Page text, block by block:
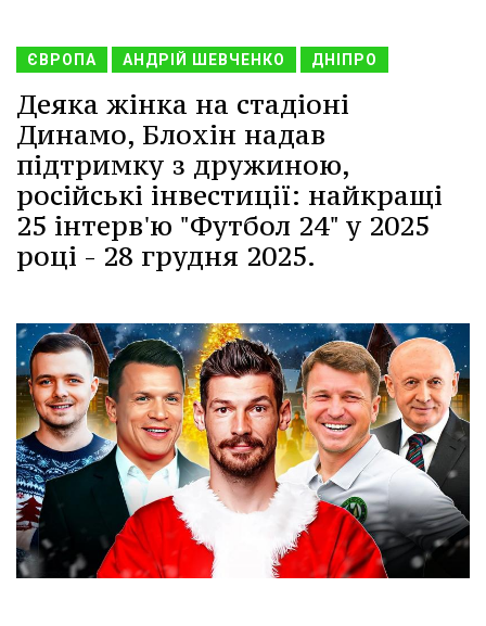
ЄВРОПА АНДРІЙ ШЕВЧЕНКО ДНІПРО
Деяка жінка на стадіоні
Динамо, Блохін надав
підтримку з дружиною,
російські інвестиції: найкращі
25 інтерв'ю "Футбол 24" у 2025
році - 28 грудня 2025.